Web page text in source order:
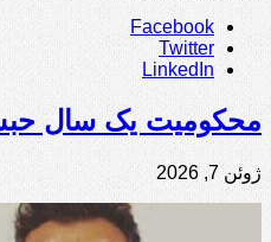
Facebook
Twitter
LinkedIn
محکومیت یک سال
ژوئن 7, 2026